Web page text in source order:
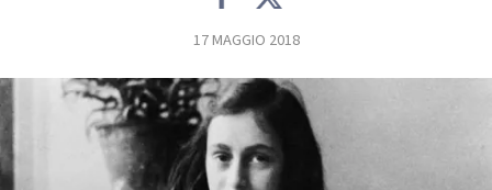
FOTO
CONCORSI
17 MAGGIO 2018